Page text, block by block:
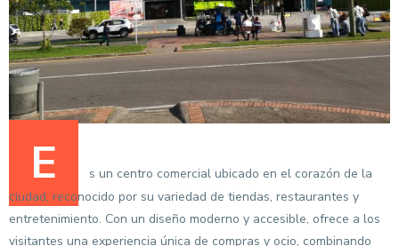
E
s un centro comercial ubicado en el corazón de la
ciudad, reconocido por su variedad de tiendas, restaurantes y
entretenimiento. Con un diseño moderno y accesible, ofrece a los
visitantes una experiencia única de compras y ocio, combinando